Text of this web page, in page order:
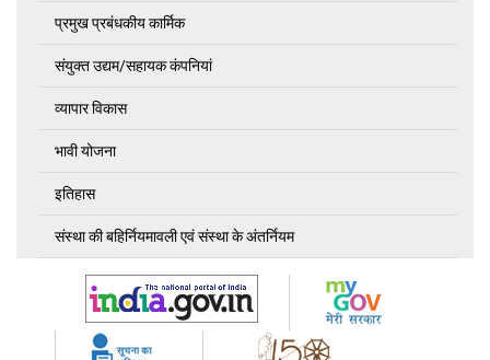
प्रमुख प्रबंधकीय कार्मिक
संयुक्त उद्यम/सहायक कंपनियां
व्यापार विकास
भावी योजना
इतिहास
संस्था की बहिर्नियमावली एवं संस्था के अंतर्नियम